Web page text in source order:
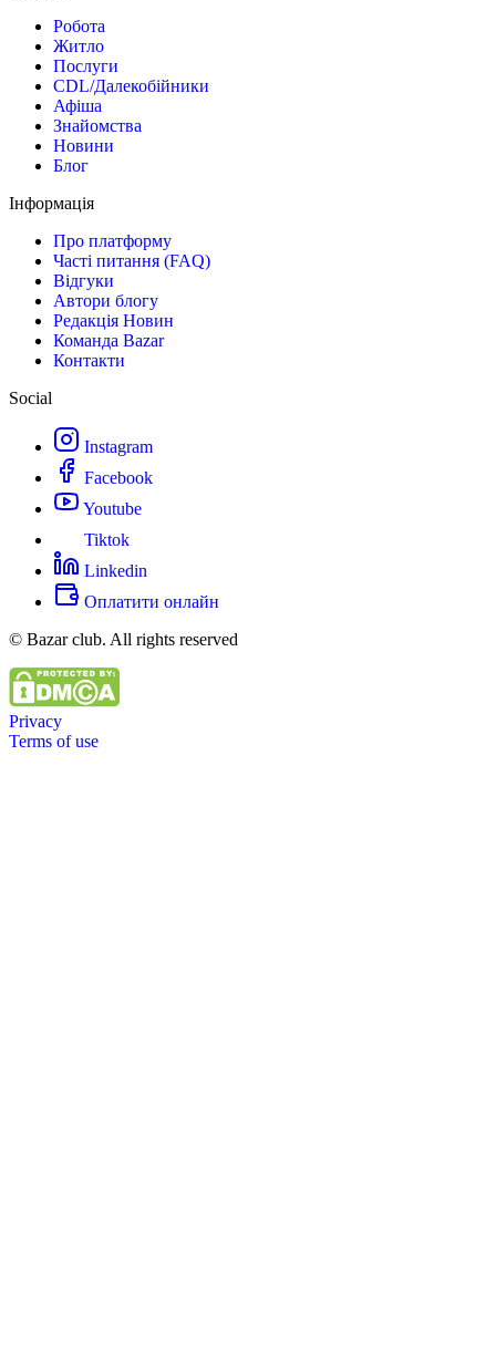
Робота
Житло
Послуги
CDL/Далекобійники
Афіша
Знайомства
Новини
Блог
Інформація
Про платформу
Часті питання (FAQ)
Відгуки
Автори блогу
Редакція Новин
Команда Bazar
Контакти
Social
Instagram
Facebook
Youtube
Tiktok
Linkedin
Оплатити онлайн
© Bazar club. All rights reserved
Privacy
Terms of use